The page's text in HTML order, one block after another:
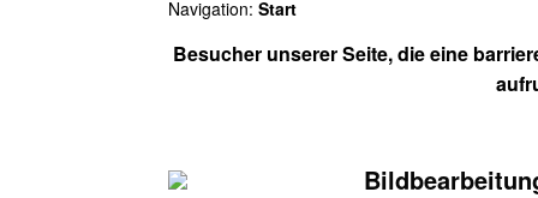
Navigation:Start
Besucher unserer Seite, die eine